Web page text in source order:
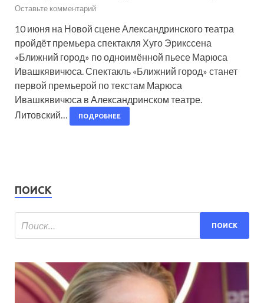
Оставьте комментарий
10 июня на Новой сцене Александринского театра
пройдёт премьера спектакля Хуго Эрикссена
«Ближний город» по одноимённой пьесе Марюса
Ивашкявичюса. Спектакль «Ближний город» станет
первой премьерой по текстам Марюса
Ивашкявичюса в Александринском театре.
Литовский…
ПОДРОБНЕЕ
ПОИСК